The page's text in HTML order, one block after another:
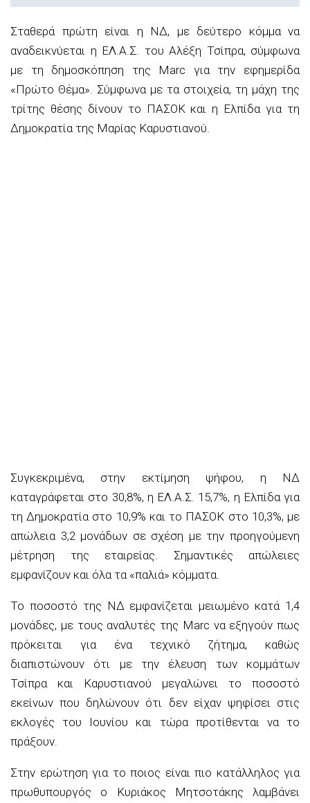
Σταθερά πρώτη είναι η ΝΔ, με δεύτερο κόμμα να
αναδεικνύεται η ΕΛ.Α.Σ. του Αλέξη Τσίπρα, σύμφωνα
με τη δημοσκόπηση της Marc για την εφημερίδα
«Πρώτο Θέμα». Σύμφωνα με τα στοιχεία, τη μάχη της
τρίτης θέσης δίνουν το ΠΑΣΟΚ και η Ελπίδα για τη
Δημοκρατία της Μαρίας Καρυστιανού.
Συγκεκριμένα, στην εκτίμηση ψήφου, η ΝΔ
καταγράφεται στο 30,8%, η ΕΛ.Α.Σ. 15,7%, η Ελπίδα για
τη Δημοκρατία στο 10,9% και το ΠΑΣΟΚ στο 10,3%, με
απώλεια 3,2 μονάδων σε σχέση με την προηγούμενη
μέτρηση της εταιρείας. Σημαντικές απώλειες
εμφανίζουν και όλα τα «παλιά» κόμματα.
Το ποσοστό της ΝΔ εμφανίζεται μειωμένο κατά 1,4
μονάδες, με τους αναλυτές της Marc να εξηγούν πως
πρόκειται για ένα τεχνικό ζήτημα, καθώς
διαπιστώνουν ότι με την έλευση των κομμάτων
Τσίπρα και Καρυστιανού μεγαλώνει το ποσοστό
εκείνων που δηλώνουν ότι δεν είχαν ψηφίσει στις
εκλογές του Ιουνίου και τώρα προτίθενται να το
πράξουν.
Στην ερώτηση για το ποιος είναι πιο κατάλληλος για
πρωθυπουργός ο Κυριάκος Μητσοτάκης λαμβάνει